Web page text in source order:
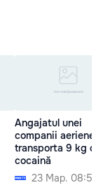
Angajatul unei
companii aeriene
transporta 9 kg de
cocaină
23 Мар. 08:50